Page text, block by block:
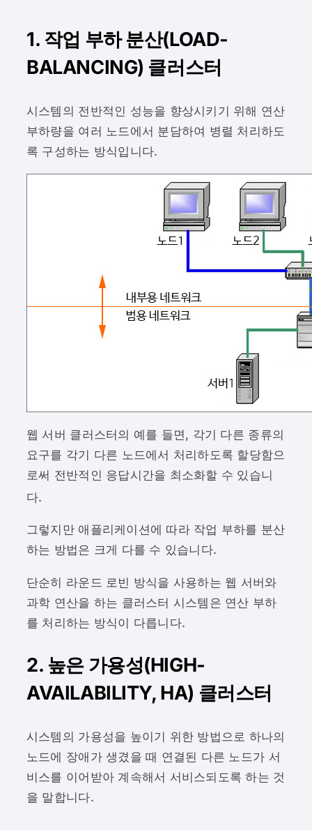
1. 작업 부하 분산(LOAD-
BALANCING) 클러스터
시스템의 전반적인 성능을 향상시키기 위해 연산
부하량을 여러 노드에서 분담하여 병렬 처리하도
록 구성하는 방식입니다.
웹 서버 클러스터의 예를 들면, 각기 다른 종류의
요구를 각기 다른 노드에서 처리하도록 할당함으
로써 전반적인 응답시간을 최소화할 수 있습니
다.
그렇지만 애플리케이션에 따라 작업 부하를 분산
하는 방법은 크게 다를 수 있습니다.
단순히 라운드 로빈 방식을 사용하는 웹 서버와
과학 연산을 하는 클러스터 시스템은 연산 부하
를 처리하는 방식이 다릅니다.
2. 높은 가용성(HIGH-
AVAILABILITY, HA) 클러스터
시스템의 가용성을 높이기 위한 방법으로 하나의
노드에 장애가 생겼을 때 연결된 다른 노드가 서
비스를 이어받아 계속해서 서비스되도록 하는 것
을 말합니다.